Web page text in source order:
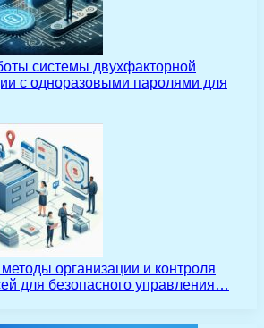
системы двухфакторной
с одноразовыми паролями для
организации и контроля
для безопасного управления…